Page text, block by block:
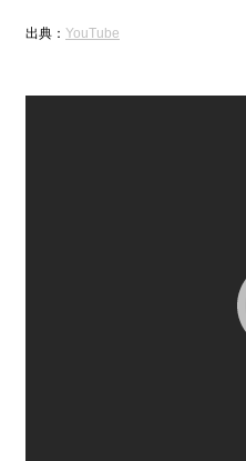
出典：YouTube